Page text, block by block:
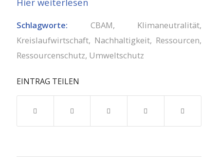
Schlagworte: CBAM, Klimaneutralität,
Kreislaufwirtschaft, Nachhaltigkeit, Ressourcen,
Ressourcenschutz, Umweltschutz
EINTRAG TEILEN